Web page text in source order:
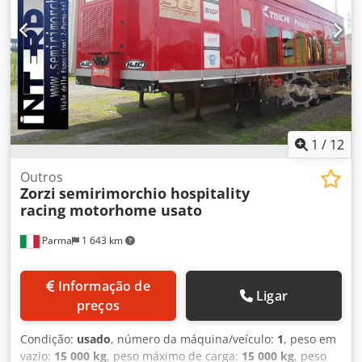
Reboque de caixa aberta usado Zorzi de 2 eixos, com
travões de disco, suspensão pneumática, EBS, laterais em
alumínio de 80 cm de altura, rebatíveis e removíveis,
painel frontal de 160 cm de altura, plataforma de carga
útil de 7,30 m, jantes de liga leve, ano 2013, inspecionado
até 31/03/2026. CONCESSIONÁRIO INTERDRIVE SRL-PARMA.
Cjdpeya U U Iofx Abbsrf
1 / 12
Parma 1 643 km
Outros
Zorzi semirimorchio hospitality
racing motorhome usato
preços
Ligar
Condição: usado, número da máquina/veículo: 1, peso em
vazio: 15 000 kg, peso máximo de carga: 15 000 kg, peso